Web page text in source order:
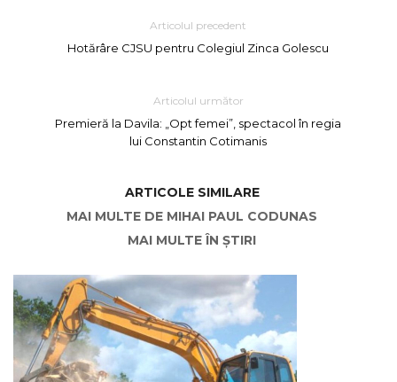
Articolul precedent
Hotărâre CJSU pentru Colegiul Zinca Golescu
Articolul următor
Premieră la Davila: „Opt femei”, spectacol în regia
lui Constantin Cotimanis
ARTICOLE SIMILARE
MAI MULTE DE MIHAI PAUL CODUNAS
MAI MULTE ÎN ȘTIRI